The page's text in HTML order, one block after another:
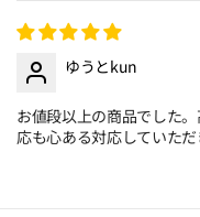
ゆうとkun
お値段以上の商品でした
応も心ある対応していただ